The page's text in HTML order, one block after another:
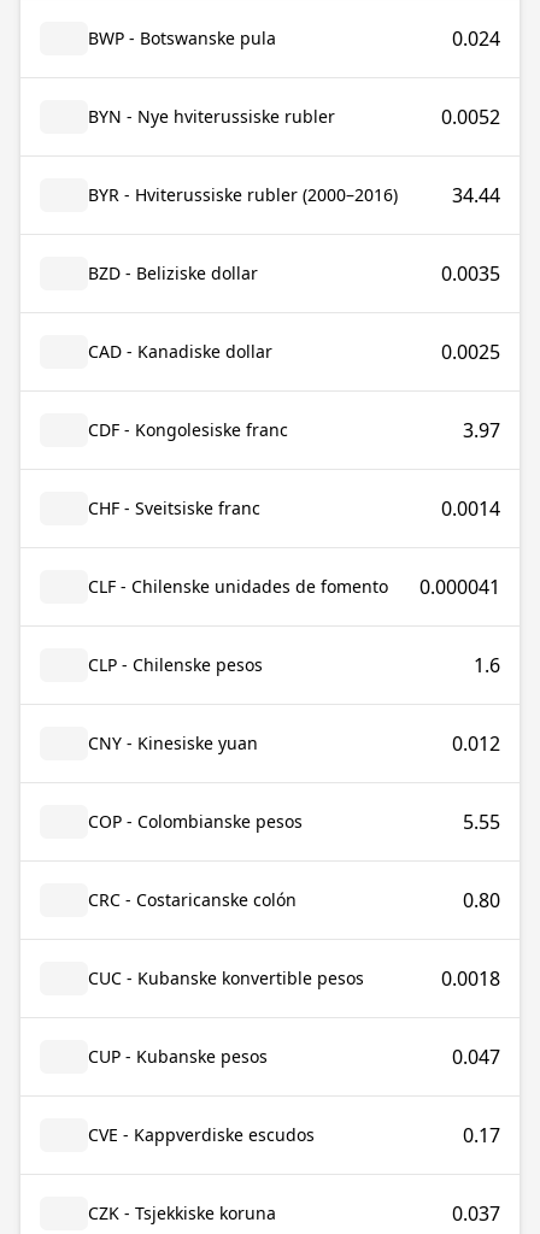
BWP - Botswanske pula 0.024
BYN - Nye hviterussiske rubler 0.0052
BYR - Hviterussiske rubler (2000–2016) 34.44
BZD - Beliziske dollar 0.0035
CAD - Kanadiske dollar 0.0025
CDF - Kongolesiske franc 3.97
CHF - Sveitsiske franc 0.0014
CLF - Chilenske unidades de fomento 0.000041
CLP - Chilenske pesos 1.6
CNY - Kinesiske yuan 0.012
COP - Colombianske pesos 5.55
CRC - Costaricanske colón 0.80
CUC - Kubanske konvertible pesos 0.0018
CUP - Kubanske pesos 0.047
CVE - Kappverdiske escudos 0.17
CZK - Tsjekkiske koruna 0.037